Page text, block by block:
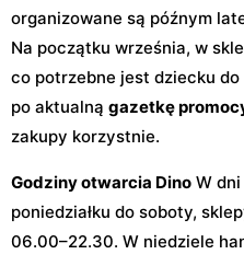
organizowane są późnym
Na początku września, w
co potrzebne jest dziecku
po aktualną gazetkę
zakupy korzystnie.
Godziny otwarcia Dino W
poniedziałku do soboty,
06.00–22.30. W niedziele